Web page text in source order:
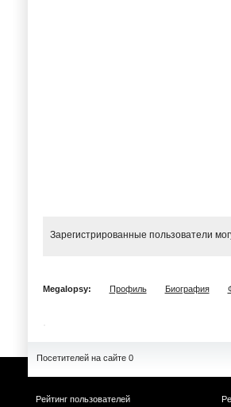
Зарегистрированные пользователи
Megalopsy: Профиль Биография
Посетителей на сайте 0
Рейтинг пользователей